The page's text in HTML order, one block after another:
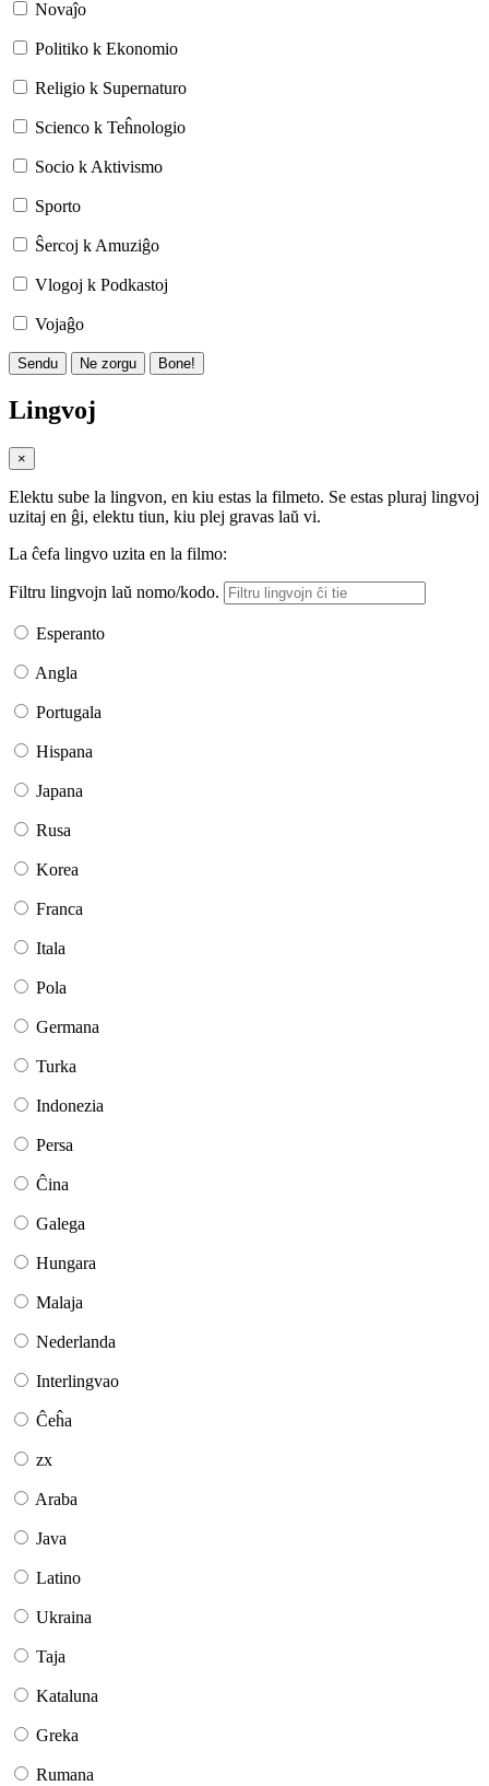
Novaĵo
Politiko k Ekonomio
Religio k Supernaturo
Scienco k Teĥnologio
Socio k Aktivismo
Sporto
Ŝercoj k Amuziĝo
Vlogoj k Podkastoj
Vojaĝo
Sendu Ne zorgu Bone!
Lingvoj
×
Elektu sube la lingvon, en kiu estas la filmeto. Se estas pluraj lingvoj
uzitaj en ĝi, elektu tiun, kiu plej gravas laŭ vi.
La ĉefa lingvo uzita en la filmo:
Filtru lingvojn laŭ nomo/kodo.
Esperanto
Angla
Portugala
Hispana
Japana
Rusa
Korea
Franca
Itala
Pola
Germana
Turka
Indonezia
Persa
Ĉina
Galega
Hungara
Malaja
Nederlanda
Interlingvao
Ĉeĥa
zx
Araba
Java
Latino
Ukraina
Taja
Kataluna
Greka
Rumana